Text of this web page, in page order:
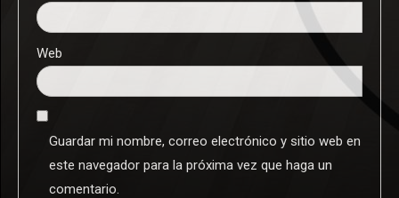
Web
Guardar mi nombre, correo electrónico y sitio web en
este navegador para la próxima vez que haga un
comentario.